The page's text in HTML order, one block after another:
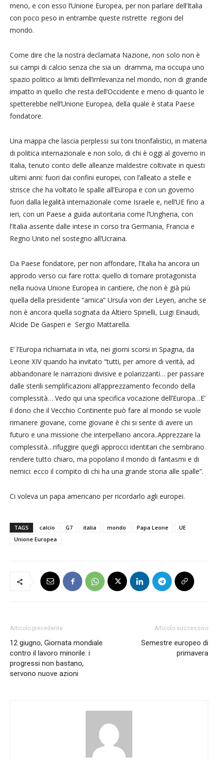
meno, e con esso l’Unione Europea, per non parlare dell’Italia
con poco peso in entrambe queste ristrette regioni del
mondo.
Come dire che la nostra declamata Nazione, non solo non è
sui campi di calcio senza che sia un dramma, ma occupa uno
spazio politico ai limiti dell’irrilevanza nel mondo, non di grande
impatto in quello che resta dell’Occidente e meno di quanto le
spetterebbe nell’Unione Europea, della quale è stata Paese
fondatore.
Una mappa che lascia perplessi sui toni trionfalistici, in materia
di politica internazionale e non solo, di chi è oggi al governo in
Italia, tenuto conto delle alleanze maldestre coltivate in questi
ultimi anni: fuori dai confini europei, con l’alleato a stelle e
strisce che ha voltato le spalle all’Europa e con un governo
fuori dalla legalità internazionale come Israele e, nell’UE fino a
ieri, con un Paese a guida autoritaria come l’Ungheria, con
l’Italia assente dalle intese in corso tra Germania, Francia e
Regno Unito nel sostegno all’Ucraina.
Da Paese fondatore, per non affondare, l’Italia ha ancora un
approdo verso cui fare rotta: quello di tornare protagonista
nella nuova Unione Europea in cantiere, che non è già più
quella della presidente “amica” Ursula von der Leyen, anche se
non è ancora quella sognata da Altiero Spinelli, Luigi Einaudi,
Alcide De Gasperi e Sergio Mattarella.
E’ l’Europa richiamata in vita, nei giorni scorsi in Spagna, da
Leone XIV quando ha invitato “tutti, per amore di verità, ad
abbandonare le narrazioni divisive e polarizzanti… per passare
dalle sterili semplificazioni all’apprezzamento fecondo della
complessità… Vedo qui una specifica vocazione dell’Europa…E’
il dono che il Vecchio Continente può fare al mondo se vuole
rimanere giovane, come giovane è chi si sente di avere un
futuro e una missione che interpellano ancora..Apprezzare la
complessità…rifuggire quegli approcci identitari che sembrano
rendere tutto chiaro, ma popolano il mondo di fantasmi e di
nemici: ecco il compito di chi ha una grande storia alle spalle”.
Ci voleva un papa americano per ricordarlo agli europei.
TAGS calcio G7 italia mondo Papa Leone
UE
Unione Europea
Articolo precedente
12 giugno, Giornata mondiale
contro il lavoro minorile: i
progressi non bastano,
servono nuove azioni
Articolo successivo
Semestre europeo di
primavera